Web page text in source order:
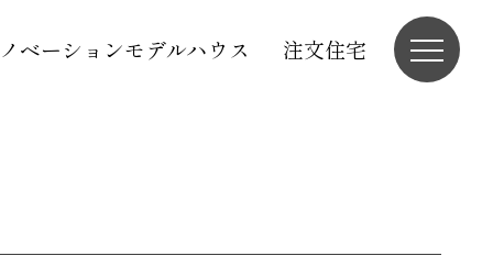
ベーションモデルハウス 注文住宅